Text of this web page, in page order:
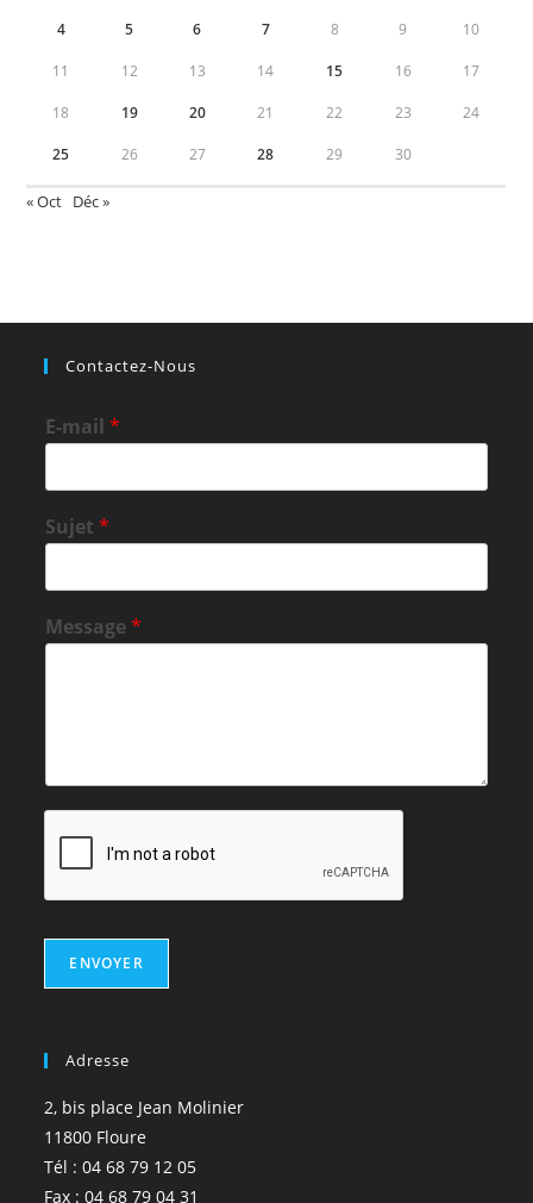
4 5 6 7 8 9 10
11 12 13 14 15 16 17
18 19 20 21 22 23 24
25 26 27 28 29 30
« Oct Déc »
Contactez-Nous
E-mail*
Sujet*
Message*
ENVOYER
Adresse
2, bis place Jean Molinier
11800 Floure
Tél : 04 68 79 12 05
Fax : 04 68 79 04 31